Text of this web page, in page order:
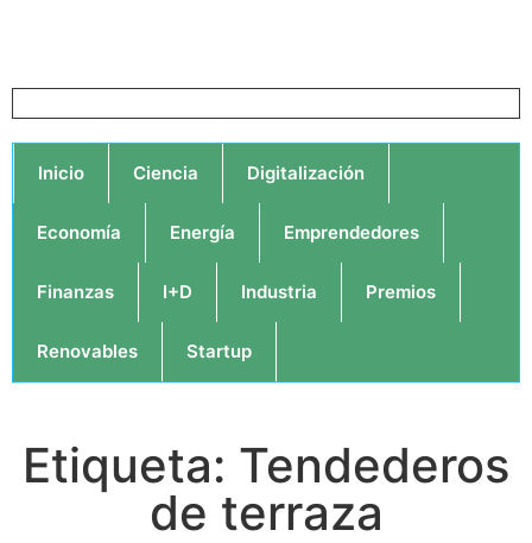
Inicio Ciencia Digitalización
Economía Energía Emprendedores
Finanzas I+D Industria Premios
Renovables Startup
Etiqueta: Tendederos
de terraza